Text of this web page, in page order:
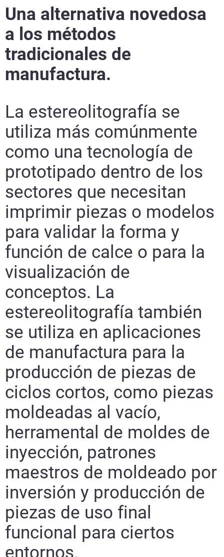
Una alternativa novedosa
a los métodos
tradicionales de
manufactura.
La estereolitografía se
utiliza más comúnmente
como una tecnología de
prototipado dentro de los
sectores que necesitan
imprimir piezas o modelos
para validar la forma y
función de calce o para la
visualización de
conceptos. La
estereolitografía también
se utiliza en aplicaciones
de manufactura para la
producción de piezas de
ciclos cortos, como piezas
moldeadas al vacío,
herramental de moldes de
inyección, patrones
maestros de moldeado por
inversión y producción de
piezas de uso final
funcional para ciertos
entornos.